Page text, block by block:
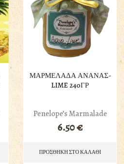
ΜΑΡΜΕΛΑΔΑ ΑΝΑΝΑΣ-
LIME 240ΓΡ
Penelope’s Marmalade
6.50€
ΠΡΟΣΘΗΚΗ ΣΤΟ ΚΑΛΑΘΙ